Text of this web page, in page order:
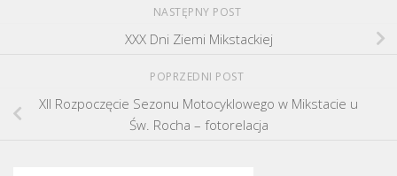
NASTĘPNY POST
XXX Dni Ziemi Mikstackiej
POPRZEDNI POST
XII Rozpoczęcie Sezonu Motocyklowego w Mikstacie u
Św. Rocha – fotorelacja